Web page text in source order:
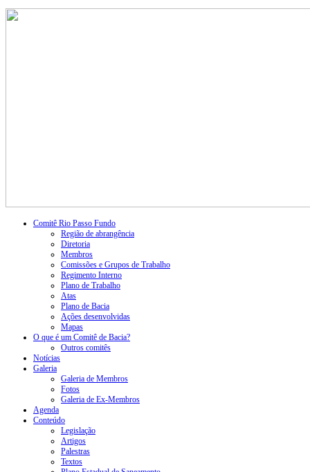
Comitê Rio Passo Fundo
Região de abrangência
Diretoria
Membros
Comissões e Grupos de Trabalho
Regimento Interno
Plano de Trabalho
Atas
Plano de Bacia
Ações desenvolvidas
Mapas
O que é um Comitê de Bacia?
Outros comitês
Notícias
Galeria
Galeria de Membros
Fotos
Galeria de Ex-Membros
Agenda
Conteúdo
Legislação
Artigos
Palestras
Textos